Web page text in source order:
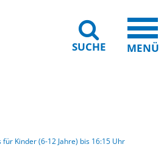
SUCHE MENÜ
Kinder (6-12 Jahre) bis 16:15 Uhr